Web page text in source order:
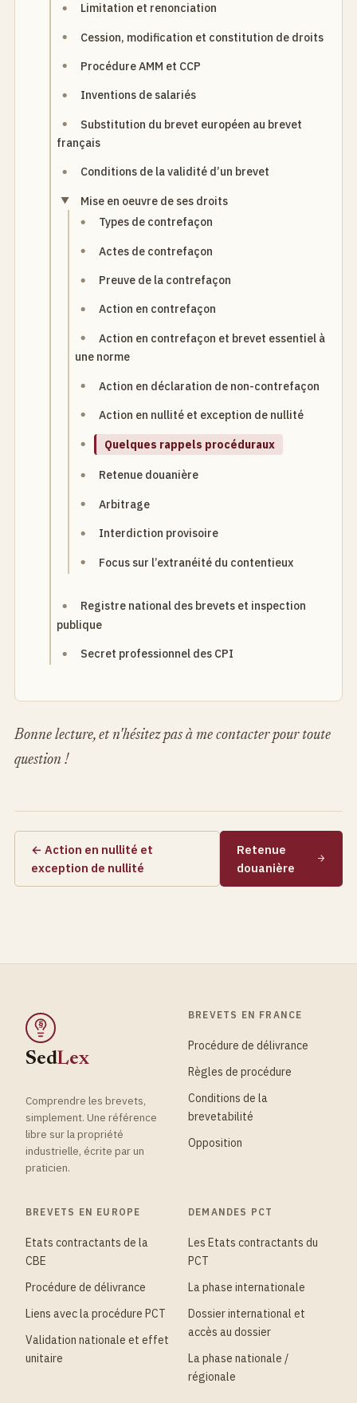
Limitation et renonciation
Cession, modification et constitution de droits
Procédure AMM et CCP
Inventions de salariés
Substitution du brevet européen au brevet
français
Conditions de la validité d’un brevet
Mise en oeuvre de ses droits
Types de contrefaçon
Actes de contrefaçon
Preuve de la contrefaçon
Action en contrefaçon
Action en contrefaçon et brevet essentiel à
une norme
Action en déclaration de non-contrefaçon
Action en nullité et exception de nullité
Quelques rappels procéduraux
Retenue douanière
Arbitrage
Interdiction provisoire
Focus sur l’extranéité du contentieux
Registre national des brevets et inspection
publique
Secret professionnel des CPI
Bonne lecture, et n'hésitez pas à me contacter pour toute
question !
← Action en nullité et
exception de nullité
Retenue
douanière
§
SedLex
Comprendre les brevets,
simplement. Une référence
libre sur la propriété
industrielle, écrite par un
praticien.
BREVETS EN FRANCE
Procédure de délivrance
Règles de procédure
Conditions de la
brevetabilité
Opposition
BREVETS EN EUROPE
Etats contractants de la
CBE
Procédure de délivrance
Liens avec la procédure PCT
Validation nationale et effet
unitaire
DEMANDES PCT
Les Etats contractants du
PCT
La phase internationale
Dossier international et
accès au dossier
La phase nationale /
régionale